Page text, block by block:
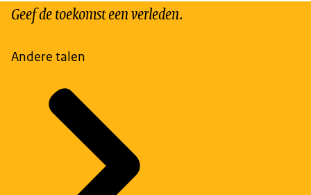
Geef de toekomst een verleden.
Andere talen